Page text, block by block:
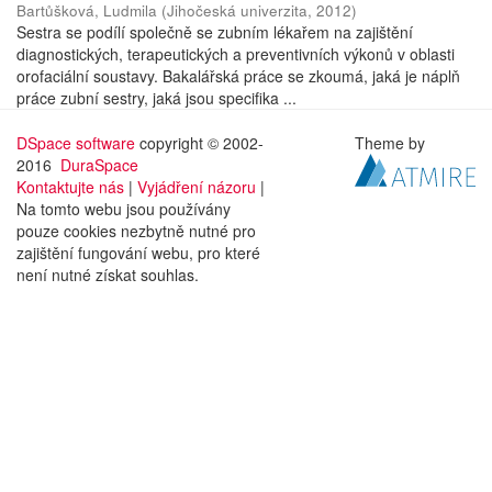
Bartůšková, Ludmila (Jihočeská univerzita, 2012)
Sestra se podílí společně se zubním lékařem na zajištění
diagnostických, terapeutických a preventivních výkonů v oblasti
orofaciální soustavy. Bakalářská práce se zkoumá, jaká je náplň
práce zubní sestry, jaká jsou specifika ...
DSpace software copyright © 2002-
2016 DuraSpace
Kontaktujte nás | Vyjádření názoru |
Na tomto webu jsou používány
pouze cookies nezbytně nutné pro
zajištění fungování webu, pro které
není nutné získat souhlas.
Theme by